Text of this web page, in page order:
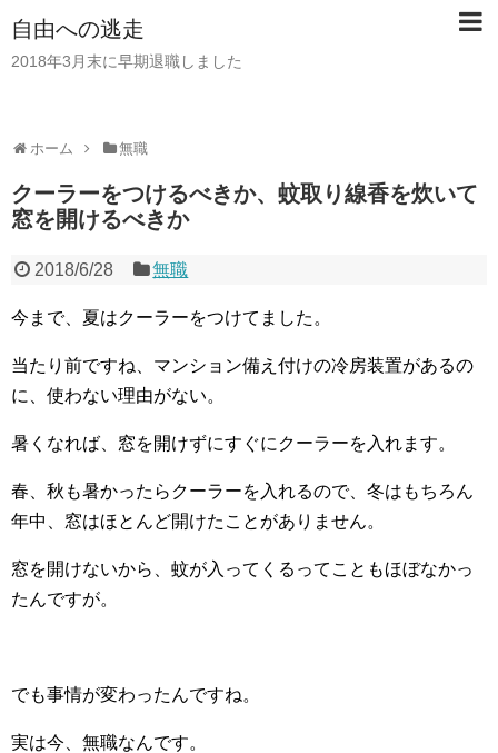
自由への逃走
2018年3月末に早期退職しました
ホーム 無職
クーラーをつけるべきか、蚊取り線香を炊いて
窓を開けるべきか
2018/6/28 無職
今まで、夏はクーラーをつけてました。
当たり前ですね、マンション備え付けの冷房装置があるの
に、使わない理由がない。
暑くなれば、窓を開けずにすぐにクーラーを入れます。
春、秋も暑かったらクーラーを入れるので、冬はもちろん
年中、窓はほとんど開けたことがありません。
窓を開けないから、蚊が入ってくるってこともほぼなかっ
たんですが。
でも事情が変わったんですね。
実は今、無職なんです。